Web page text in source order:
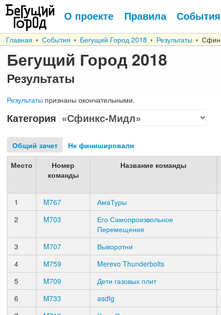
О проекте Правила События
Главная События Бегущий Город 2018 Результаты
Бегущий Город 2018
Результаты
Результаты признаны окончательными.
Категория
Общий зачет Не финишировали
Место
Номер
команды
Название команды
1 M767
АмаТуры
2
M703
Его Самопроизвольное
Перемещение
3
M707
Выворотни
4
M759
Merevo Thunderbolts
5
M709
Дети газовых плит
6
M733
asdfg